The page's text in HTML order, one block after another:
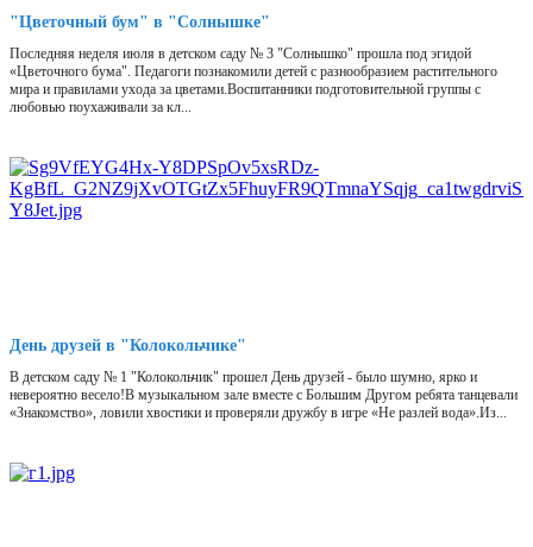
"Цветочный бум" в "Солнышке"
Последняя неделя июля в детском саду № 3 "Солнышко" прошла под эгидой
«Цветочного бума". Педагоги познакомили детей с разнообразием растительного
мира и правилами ухода за цветами.Воспитанники подготовительной группы с
любовью поухаживали за кл...
День друзей в "Колокольчике"
В детском саду № 1 "Колокольчик" прошел День друзей - было шумно, ярко и
невероятно весело!В музыкальном зале вместе с Большим Другом ребята танцевали
«Знакомство», ловили хвостики и проверяли дружбу в игре «Не разлей вода».Из...